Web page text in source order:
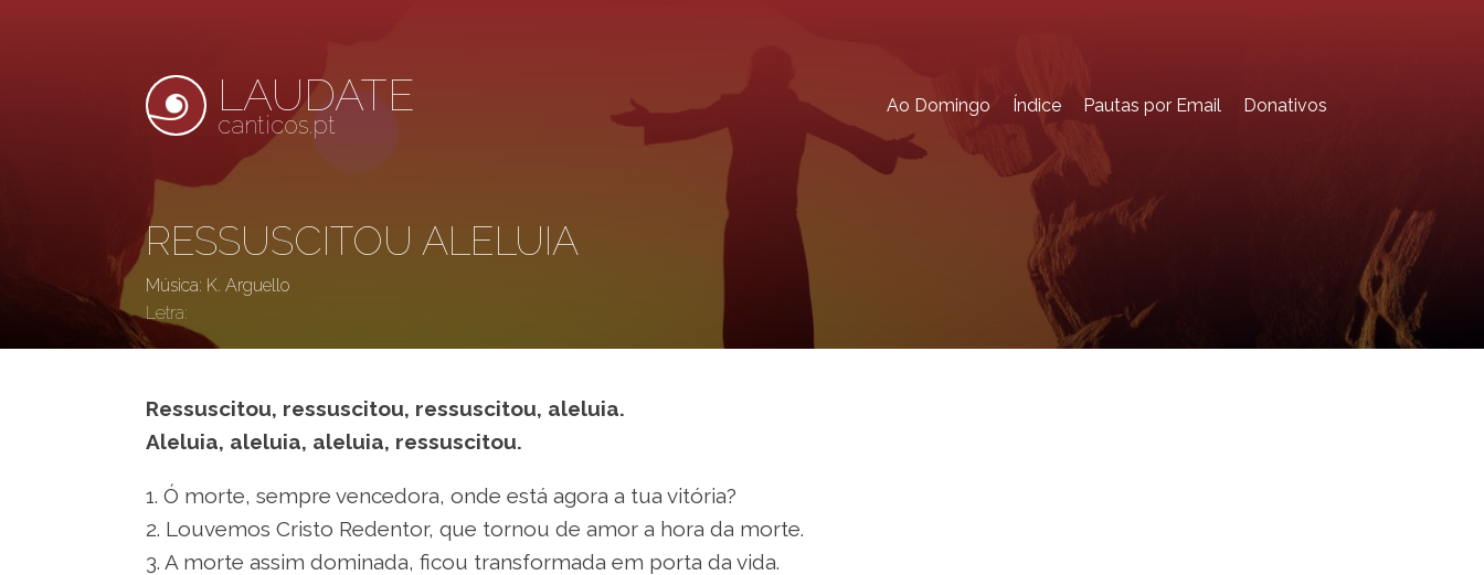
LAUDATE
canticos.pt
Ao Domingo Índice Pautas por Email Donativos
RESSUSCITOU ALELUIA
Música: K. Arguello
Letra:
Ressuscitou, ressuscitou, ressuscitou, aleluia.
Aleluia, aleluia, aleluia, ressuscitou.
1. Ó morte, sempre vencedora, onde está agora a tua vitória?
2. Louvemos Cristo Redentor, que tornou de amor a hora da morte.
3. A morte assim dominada, ficou transformada em porta da vida.